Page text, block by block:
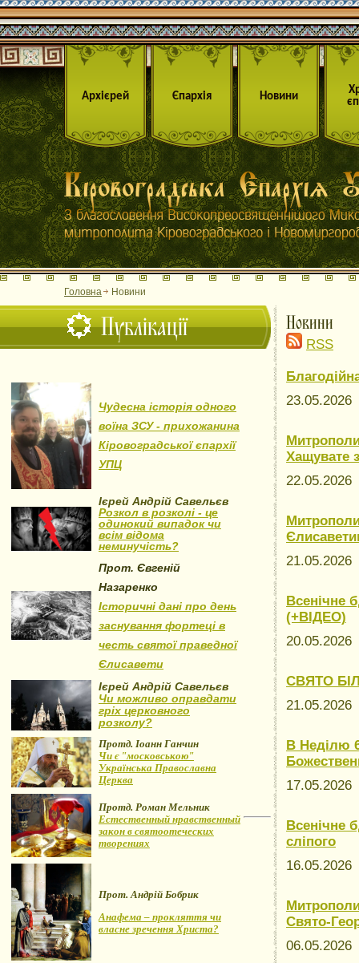
Архієрей Єпархія Новини
Головна Новини
Публікації
Чудесна історія одного
воїна ЗСУ - прихожанина
Кіровоградської єпархії
УПЦ
Ієрей Андрій Савельєв
Розкол в розколі - це
одинокий випадок чи
всім відома
неминучість?
Прот. Євгеній
Назаренко
Історичні дані про день
заснування фортеці в
честь святої праведної
Єлисавети
Ієрей Андрій Савельєв
Чи можливо оправдати
гріх церковного
розколу?
Протд. Іоанн Ганчин
Чи є "московською"
Українська Православна
Церква
Протд. Роман Мельник
Естественный нравственный
закон в святоотеческих
творениях
Прот. Андрій Бобрик
Анафема – прокляття чи
власне зречення Христа?
Новини
RSS
23.05.2026
Хащувате
22.05.2026
21.05.2026
Всенічне
(+ВІДЕО)
20.05.2026
СВЯТО
21.05.2026
В Неділю
17.05.2026
Всенічне
сліпого
16.05.2026
Свято-
06.05.2026